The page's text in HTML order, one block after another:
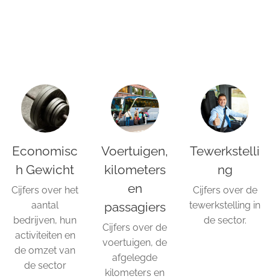
Economisc
h Gewicht
Cijfers over het
aantal
bedrijven, hun
activiteiten en
de omzet van
de sector
Voertuigen,
kilometers
en
passagiers
Cijfers over de
voertuigen, de
afgelegde
kilometers en
Tewerkstelli
ng
Cijfers over de
tewerkstelling in
de sector.